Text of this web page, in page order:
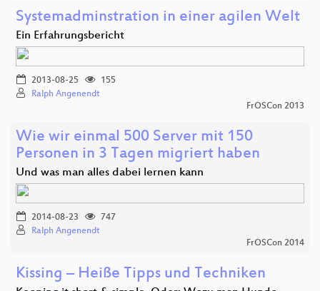
Systemadminstration in einer agilen Welt
Ein Erfahrungsbericht
2013-08-25
155
Ralph Angenendt
FrOSCon 2013
Wie wir einmal 500 Server mit 150
Personen in 3 Tagen migriert haben
Und was man alles dabei lernen kann
2014-08-23
747
Ralph Angenendt
FrOSCon 2014
Kissing – Heiße Tipps und Techniken